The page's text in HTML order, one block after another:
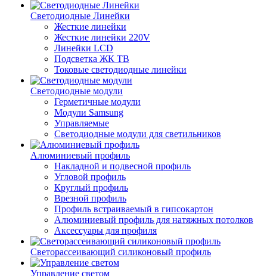
Светодиодные Линейки
Жесткие линейки
Жесткие линейки 220V
Линейки LCD
Подсветка ЖК ТВ
Токовые светодиодные линейки
Светодиодные модули
Герметичные модули
Модули Samsung
Управляемые
Светодиодные модули для светильников
Алюминиевый профиль
Накладной и подвесной профиль
Угловой профиль
Круглый профиль
Врезной профиль
Профиль встраиваемый в гипсокартон
Алюминиевый профиль для натяжных потолков
Аксессуары для профиля
Светорассеивающий силиконовый профиль
Управление светом